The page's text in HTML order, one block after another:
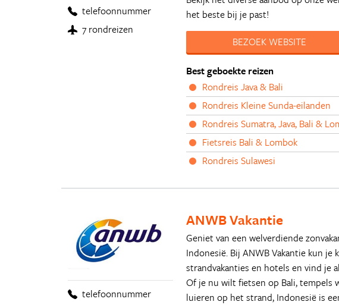
telefoonnummer
7 rondreizen
het beste bij je past!
BEZOEK WEBSITE
Best geboekte reizen
Rondreis Java & Bali
Rondreis Kleine Sunda-eilanden
Rondreis Sumatra, Java, Bali &
Fietsreis Bali & Lombok
Rondreis Sulawesi
telefoonnummer
ANWB Vakantie
Geniet van een welverdiende
Indonesië. Bij ANWB Vakantie kun
strandvakanties en hotels en vind je
Of je nu wilt fietsen op Bali, tempels
luieren op het strand, Indonesië is